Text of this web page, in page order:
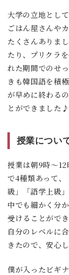
大学の立地とし
ごはん屋さんや
たくさんありま
たり、プリクラ
れた期間でのせ
きも韓国語を積
が早めに終わる
とができました♪
授業につい
授業は朝9時～
で4種類あって、
級」「語学上級
中でも細かく分
受けることがで
自分のレベルに
きたので、安心
僕が入ったビギ